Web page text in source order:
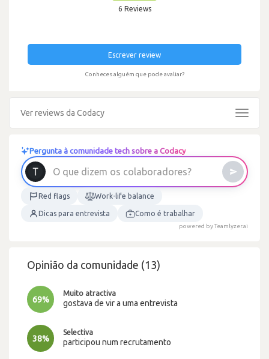
6 Reviews
Escrever review
Conheces alguém que pode avaliar?
Ver reviews da Codacy
Toggle
Pergunta à comunidade tech sobre a Codacy
O que d izem os colaborad ores?
Red flags Work-life balance
Dicas para entrevista Como é trabalhar
powered by Teamlyzer.ai
Opinião da comunidade (13)
69%
Muito atractiva
gostava de vir a uma entrevista
38%
Selectiva
participou num recrutamento